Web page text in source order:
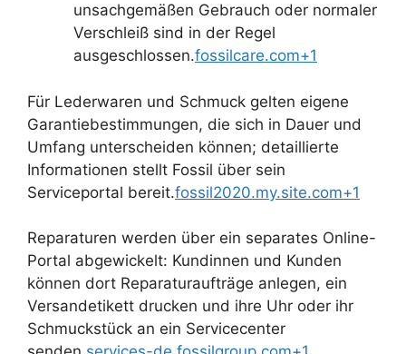
unsachgemäßen Gebrauch oder normaler
Verschleiß sind in der Regel
ausgeschlossen.fossilcare.com+1
Für Lederwaren und Schmuck gelten eigene
Garantiebestimmungen, die sich in Dauer und
Umfang unterscheiden können; detaillierte
Informationen stellt Fossil über sein
Serviceportal bereit.fossil2020.my.site.com+1
Reparaturen werden über ein separates Online-
Portal abgewickelt: Kundinnen und Kunden
können dort Reparaturaufträge anlegen, ein
Versandetikett drucken und ihre Uhr oder ihr
Schmuckstück an ein Servicecenter